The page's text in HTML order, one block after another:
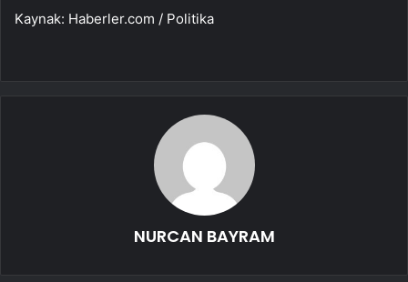
Kaynak: Haberler.com / Politika
NURCAN BAYRAM